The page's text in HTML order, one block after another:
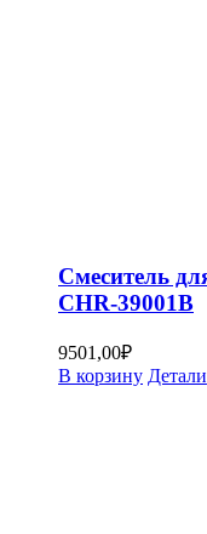
Смеситель
CHR-39001B
9501,00₽
В корзину Детали